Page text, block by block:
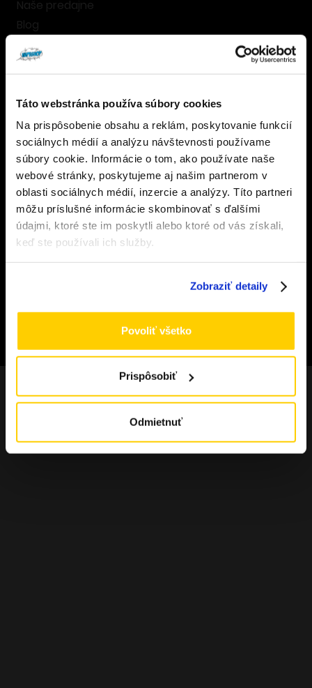
Táto webstránka používa súbory cookies
Na prispôsobenie obsahu a reklám, poskytovanie funkcií
sociálnych médií a analýzu návštevnosti používame
súbory cookie. Informácie o tom, ako používate naše
webové stránky, poskytujeme aj našim partnerom v
oblasti sociálnych médií, inzercie a analýzy. Títo partneri
môžu príslušné informácie skombinovať s ďalšími
údajmi, ktoré ste im poskytli alebo ktoré od vás získali,
keď ste používali ich služby.
Zobraziť detaily
Povoliť všetko
Prispôsobiť
Odmietnuť
Vernostný program
Naše predajne
Kontakty
ZÁKAZNÍCKY SERVIS
Doprava a platba
Obchodné podmienky
Výmena a vrátenie tovaru
Odstúpenie od zmluvy
Cookies
©2026Vapeshoponline.sk Všetky práva vyhradené | Web
máme od
Visitero
Overenie veku
Musíte mať aspoň18rokov pre vstup.
ÁNO
NIE